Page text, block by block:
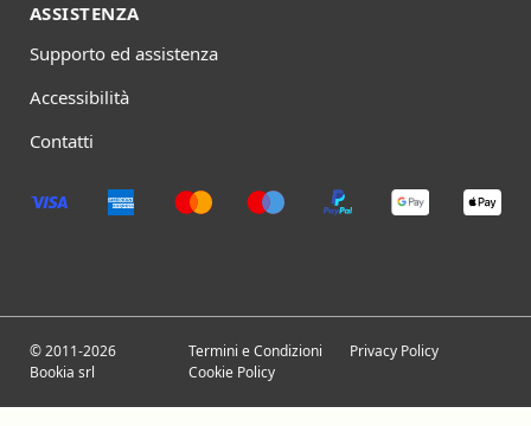
ASSISTENZA
Supporto ed assistenza
Accessibilità
Contatti
© 2011-2026
Bookia srl
Termini e Condizioni
Privacy Policy
Cookie Policy